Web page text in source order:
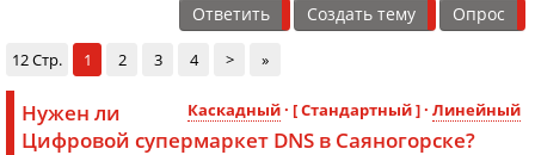
Ответить Создать тему Опрос
12 Стр. 1 2 3 4 > »
Каскадный· [ Стандартный ] · Линейный
Нужен ли
Цифровой супермаркет DNS в Саяногорске?